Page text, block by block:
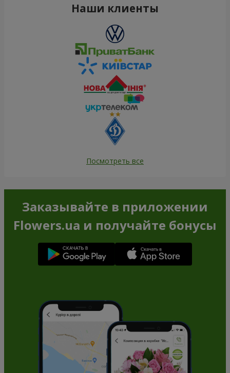
Наши клиенты
Посмотреть все
Заказывайте в приложении
Flowers.ua и получайте бонусы